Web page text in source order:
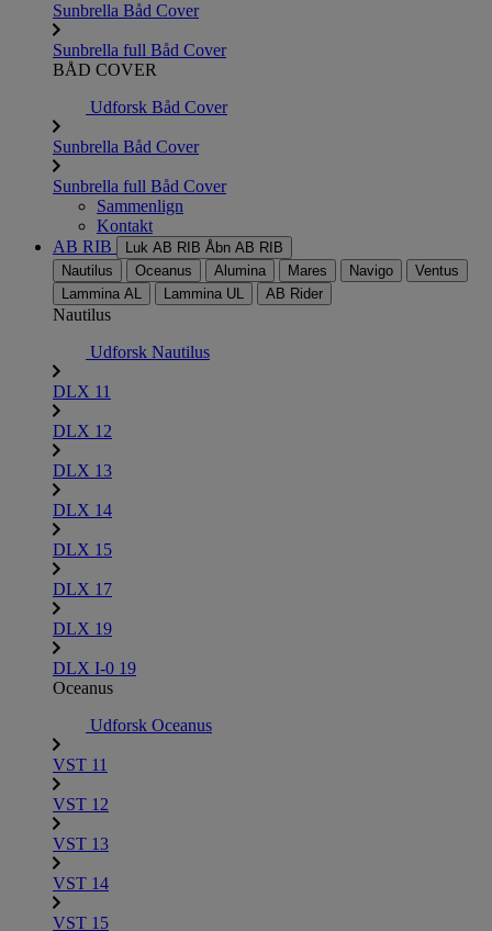
Sunbrella Båd Cover
Sunbrella full Båd Cover
BÅD COVER
Udforsk Båd Cover
Sunbrella Båd Cover
Sunbrella full Båd Cover
Sammenlign
Kontakt
AB RIB
Luk AB RIB Åbn AB RIB
Nautilus
Oceanus Alumina Mares Navigo
Ventus
Lammina AL
Lammina UL AB Rider
Nautilus
Udforsk Nautilus
DLX 11
DLX 12
DLX 13
DLX 14
DLX 15
DLX 17
DLX 19
DLX I-0 19
Oceanus
Udforsk Oceanus
VST 11
VST 12
VST 13
VST 14
VST 15